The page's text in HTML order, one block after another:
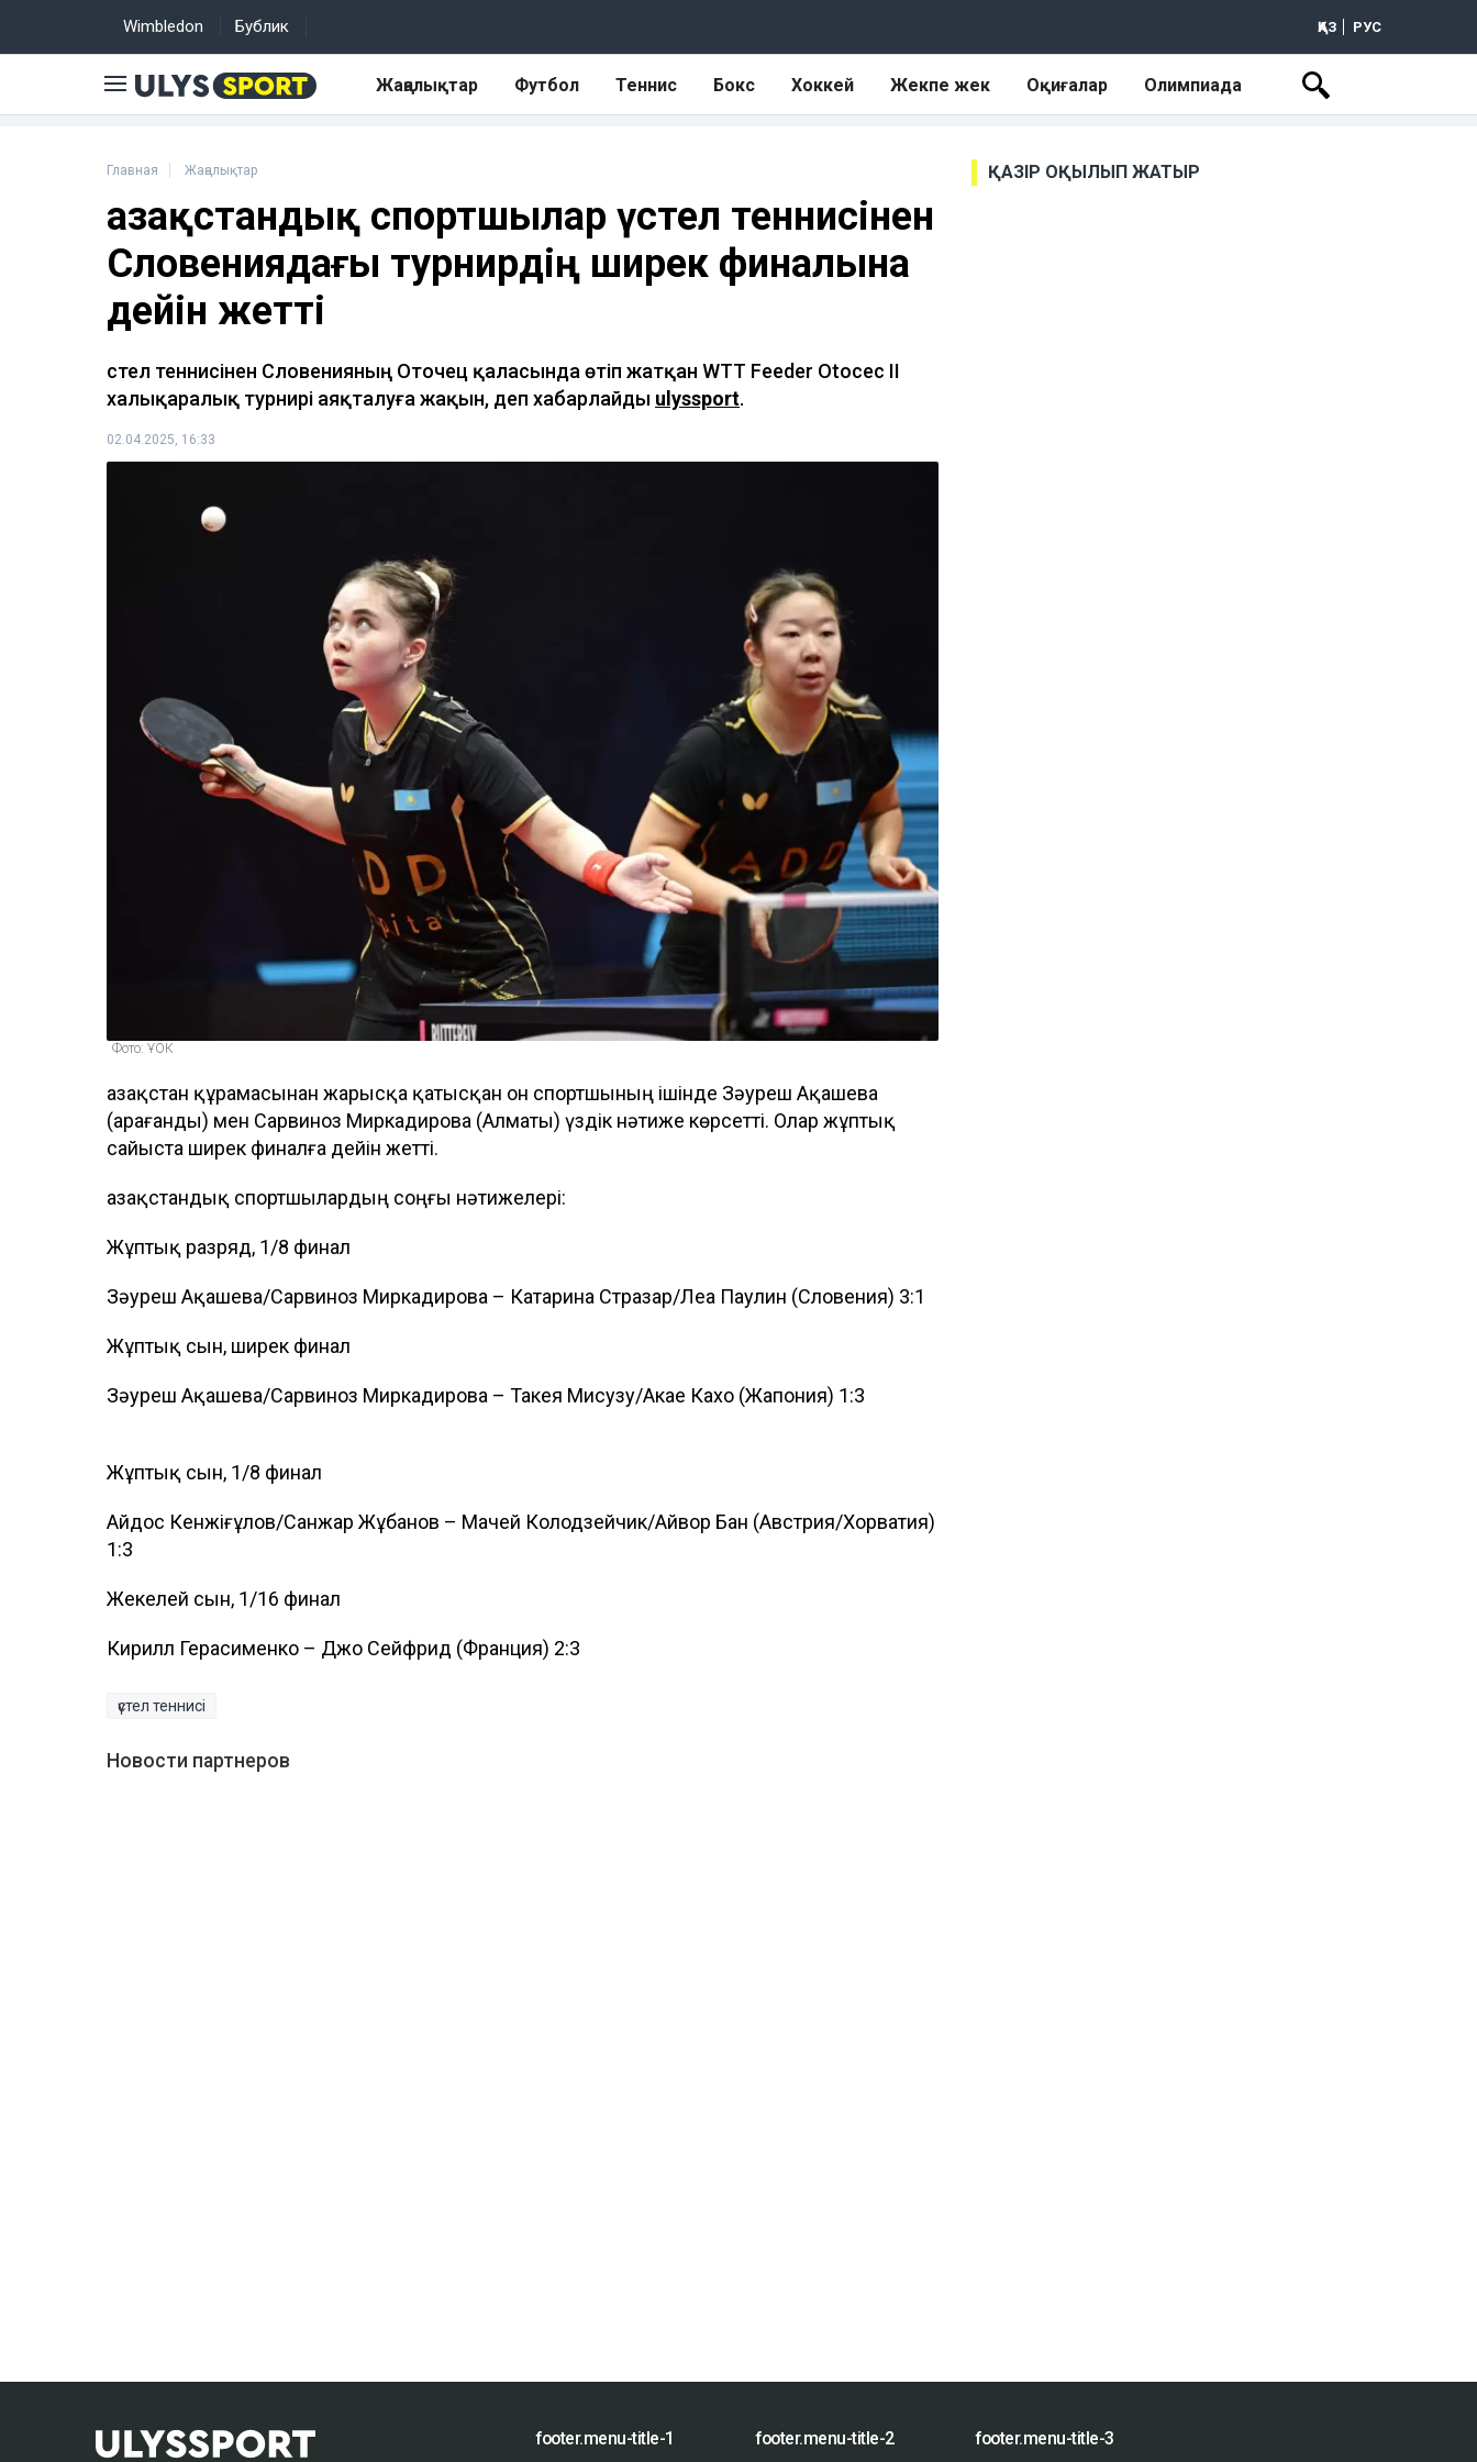
Wimbledon Бублик ҚАЗ РУС
Жаңалықтар Футбол Теннис Бокс Хоккей Жекпе жек Оқиғалар Олимпиада
Главная Жаңалықтар
Қазақстандық спортшылар үстел теннисінен
Словениядағы турнирдің ширек финалына
дейін жетті
Үстел теннисінен Словенияның Оточец қаласында өтіп жатқан WTT Feeder Otocec II
халықаралық турнирі аяқталуға жақын, деп хабарлайды ulyssport.
02.04.2025, 16:33
Фото: ҰОК
Қазақстан құрамасынан жарысқа қатысқан он спортшының ішінде Зәуреш Ақашева
(Қарағанды) мен Сарвиноз Миркадирова (Алматы) үздік нәтиже көрсетті. Олар жұптық
сайыста ширек финалға дейін жетті.
Қазақстандық спортшылардың соңғы нәтижелері:
Жұптық разряд, 1/8 финал
Зәуреш Ақашева/Сарвиноз Миркадирова – Катарина Стразар/Леа Паулин (Словения) 3:1
Жұптық сын, ширек финал
Зәуреш Ақашева/Сарвиноз Миркадирова – Такея Мисузу/Акае Кахо (Жапония) 1:3
Жұптық сын, 1/8 финал
Айдос Кенжіғұлов/Санжар Жұбанов – Мачей Колодзейчик/Айвор Бан (Австрия/Хорватия)
1:3
Жекелей сын, 1/16 финал
Кирилл Герасименко – Джо Сейфрид (Франция) 2:3
үстел теннисі
Новости партнеров
ҚАЗІР ОҚЫЛЫП ЖАТЫР
footer.menu-title-1 footer.menu-title-2 footer.menu-title-3